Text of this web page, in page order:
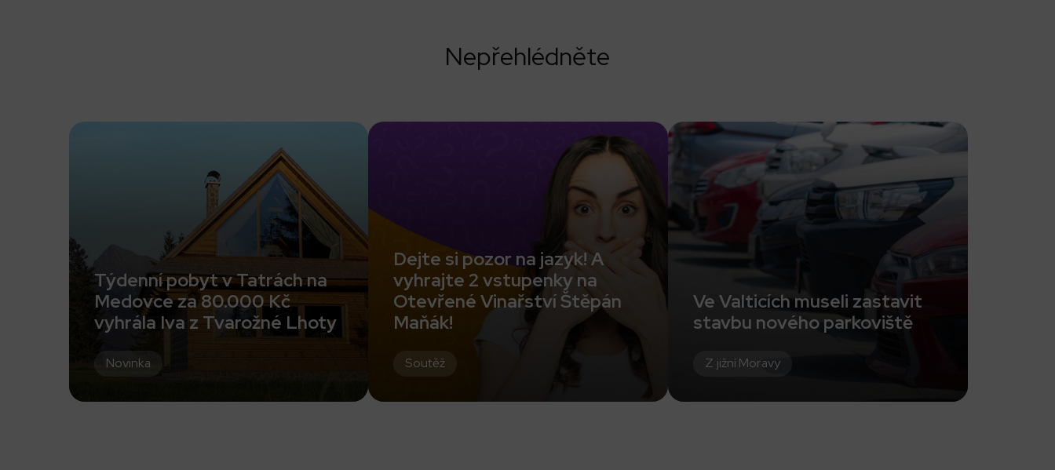
Nepřehlédněte
Týdenní pobyt v Tatrách na
Medovce za 80.000 Kč
vyhrála Iva z Tvarožné Lhoty
Novinka
Dejte si pozor na jazyk! A
vyhrajte 2 vstupenky na
Otevřené Vinařství Štěpán
Maňák!
Soutěž
Ve Valticích museli zastavit
stavbu nového parkoviště
Z jižní Moravy